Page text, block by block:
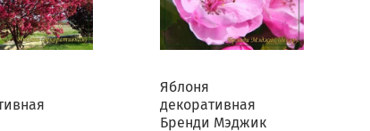
Яблоня
декоративная
Бренди Мэджик